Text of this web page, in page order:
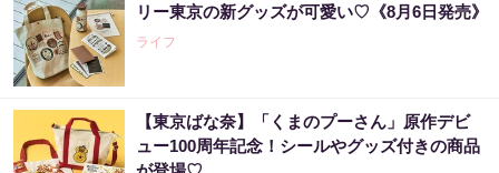
リー東京の新グッズが可愛い♡《8月6日発売》
ライフ
【東京ばな奈】「くまのプーさん」原作デビ
ュー100周年記念！シールやグッズ付きの商品